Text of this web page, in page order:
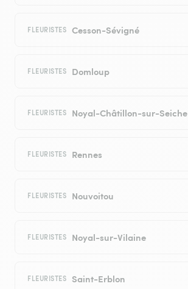
FLEURISTES Cesson-Sévigné
FLEURISTES Domloup
FLEURISTES Noyal-Châtillon-sur-Seiche
FLEURISTES Rennes
FLEURISTES Nouvoitou
FLEURISTES Noyal-sur-Vilaine
FLEURISTES Saint-Erblon